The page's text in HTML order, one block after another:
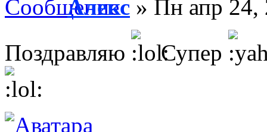
Алекс » Пн апр 24,
Поздравляю
Супер